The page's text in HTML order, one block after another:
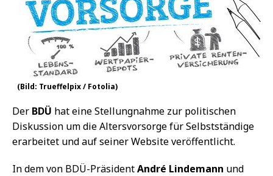
(Bild: Trueffelpix / Fotolia)
Der BDÜ hat eine Stellungnahme zur politischen
Diskussion um die Altersvorsorge für Selbstständige
erarbeitet und auf seiner Website veröffentlicht.
In dem von BDÜ-PräsidentAndré Lindemann und